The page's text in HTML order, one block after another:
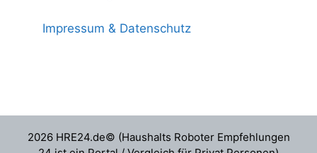
Impressum & Datenschutz
2026 HRE24.de© (Haushalts Roboter Empfehlungen